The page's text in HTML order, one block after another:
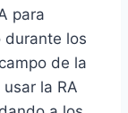
para
durante los
de la
la RA